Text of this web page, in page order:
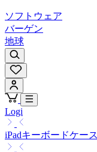
ソフトウェア
バーゲン
地球
Logi
iPadキーボードケース